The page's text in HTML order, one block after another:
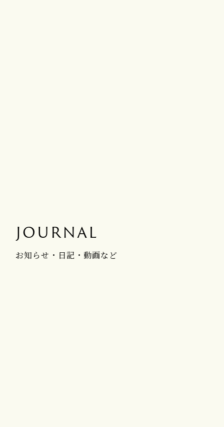
JOURNAL
お知らせ・日記・動画など